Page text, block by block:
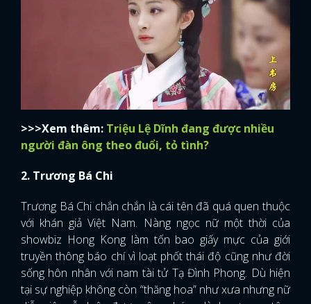
>>>Xem thêm: Triệu Lệ Dĩnh đang được nhiều
người đàn ông theo đuổi, tỏ tình?
2. Trương Bá Chi
Trương Bá Chi chắn chắn là cái tên đã quá quen thuộc
với khán giả Việt Nam. Nàng ngọc nữ một thời của
showbiz Hong Kong làm tốn bao giấy mực của giới
truyền thông báo chí vì loạt phốt thái độ cũng như đời
sống hôn nhân với nam tài tử Tạ Đình Phong. Dù hiện
tại sự nghiệp không còn “thăng hoa” như xưa nhưng nữ